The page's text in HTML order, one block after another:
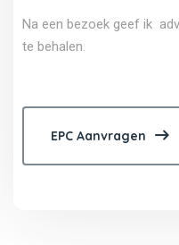
Na een bezoek geef ik
te behalen.
EPC Aanvragen